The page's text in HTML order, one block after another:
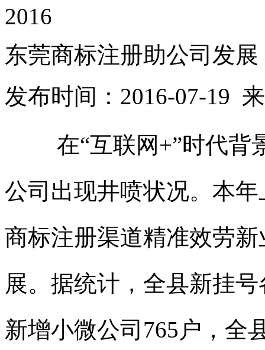
2016
东莞商标注册助公司发展
发布时间：2016-07-19
在“互联网+”时代背
公司出现井喷状况。本
商标注册渠道精准效劳
展。据统计，全县新挂
新增小微公司765户，全